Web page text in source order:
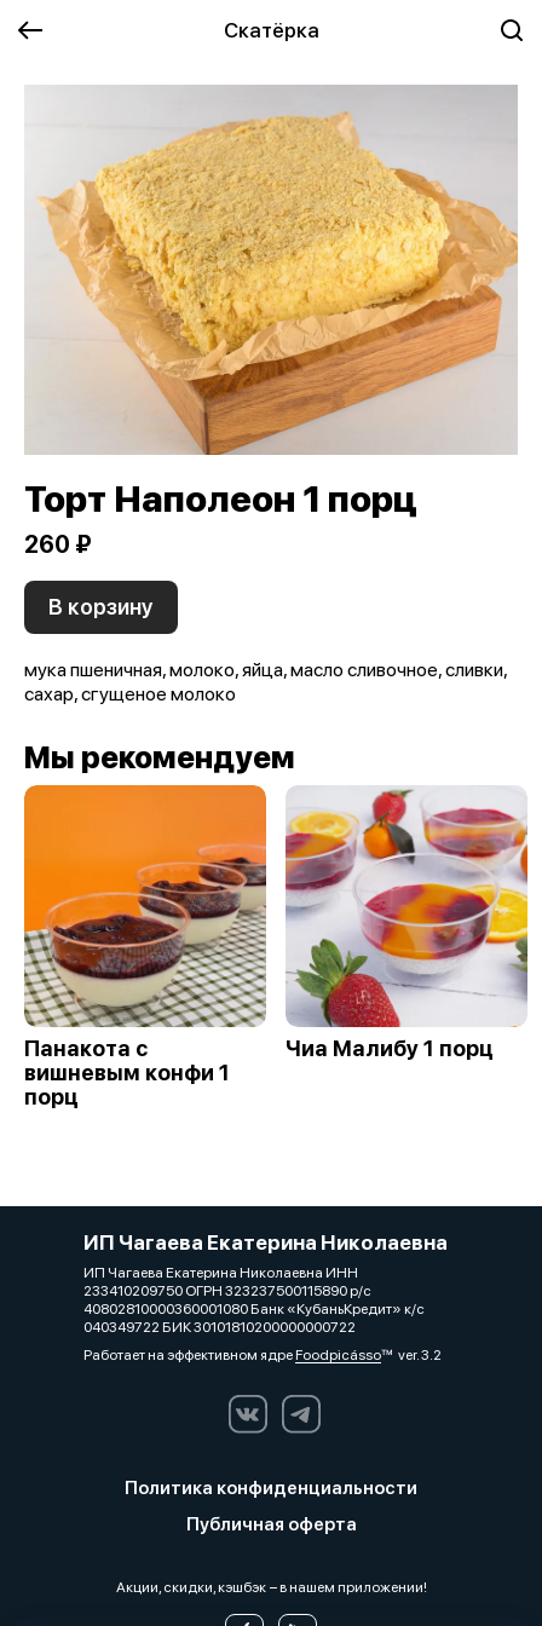
Скатёрка
Торт Наполеон 1 порц
260 ₽
В корзину
мука пшеничная, молоко, яйца, масло сливочное, сливки,
сахар, сгущеное молоко
Мы рекомендуем
Панакота с
вишневым конфи 1
порц
Чиа Малибу 1 порц
ИП Чагаева Екатерина Николаевна
ИП Чагаева Екатерина Николаевна ИНН
233410209750 ОГРН 323237500115890 р/с
40802810000360001080 Банк «КубаньКредит» к/с
040349722 БИК 30101810200000000722
Работает на эффективном ядреFoodpicássover. 3.2
Политика конфиденциальности
Публичная оферта
Акции, скидки, кэшбэк − в нашем приложении!